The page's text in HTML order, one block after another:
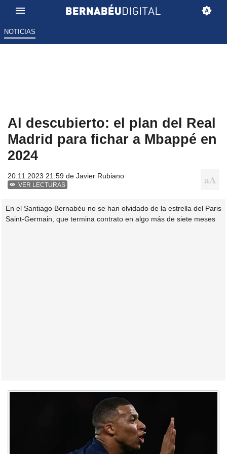
NOTICIAS
Al descubierto: el plan del Real
Madrid para fichar a Mbappé en
2024
20.11.2023 21:59 de Javier Rubiano
VER LECTURAS
En el Santiago Bernabéu no se han olvidado de la estrella del Paris
Saint-Germain, que termina contrato en algo más de siete meses